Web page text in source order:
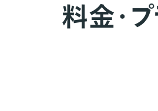
料金・